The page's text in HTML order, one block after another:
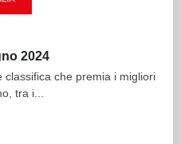
2024
che premia i migliori
tra i...